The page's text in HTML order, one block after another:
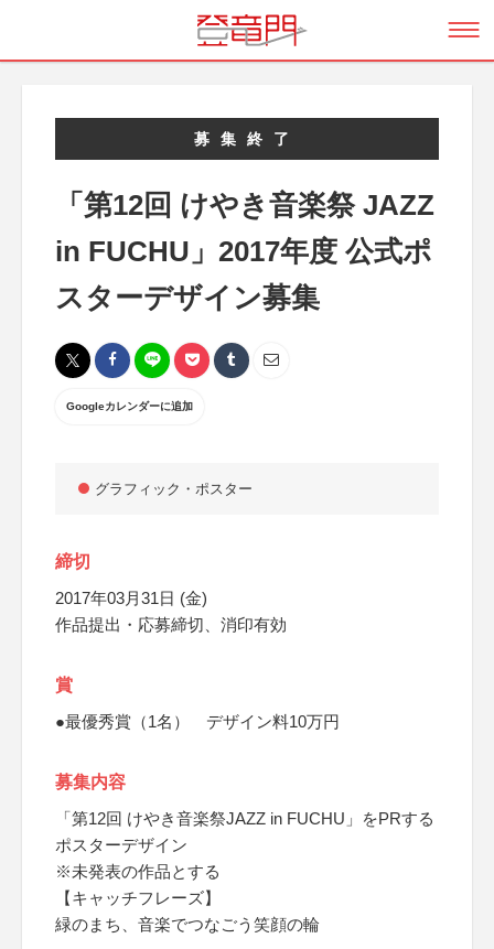
募集終了
「第12回 けやき音楽祭 JAZZ
in FUCHU」2017年度 公式ポ
スターデザイン募集
Googleカレンダーに追加
グラフィック・ポスター
締切
2017年03月31日 (金)
作品提出・応募締切、消印有効
賞
●最優秀賞（1名） デザイン料10万円
募集内容
「第12回 けやき音楽祭JAZZ in FUCHU」をPRする
ポスターデザイン
※未発表の作品とする
【キャッチフレーズ】
緑のまち、音楽でつなごう笑顔の輪